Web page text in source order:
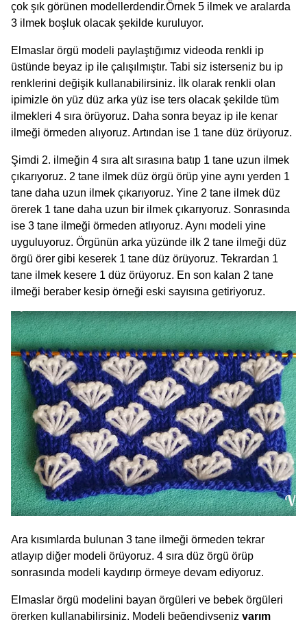
çok şık görünen modellerdendir.Örnek 5 ilmek ve aralarda
3 ilmek boşluk olacak şekilde kuruluyor.
Elmaslar örgü modeli paylaştığımız videoda renkli ip
üstünde beyaz ip ile çalışılmıştır. Tabi siz isterseniz bu ip
renklerini değişik kullanabilirsiniz. İlk olarak renkli olan
ipimizle ön yüz düz arka yüz ise ters olacak şekilde tüm
ilmekleri 4 sıra örüyoruz. Daha sonra beyaz ip ile kenar
ilmeği örmeden alıyoruz. Artından ise 1 tane düz örüyoruz.
Şimdi 2. ilmeğin 4 sıra alt sırasına batıp 1 tane uzun ilmek
çıkarıyoruz. 2 tane ilmek düz örgü örüp yine aynı yerden 1
tane daha uzun ilmek çıkarıyoruz. Yine 2 tane ilmek düz
örerek 1 tane daha uzun bir ilmek çıkarıyoruz. Sonrasında
ise 3 tane ilmeği örmeden atlıyoruz. Aynı modeli yine
uyguluyoruz. Örgünün arka yüzünde ilk 2 tane ilmeği düz
örgü örer gibi keserek 1 tane düz örüyoruz. Tekrardan 1
tane ilmek kesere 1 düz örüyoruz. En son kalan 2 tane
ilmeği beraber kesip örneği eski sayısına getiriyoruz.
Ara kısımlarda bulunan 3 tane ilmeği örmeden tekrar
atlayıp diğer modeli örüyoruz. 4 sıra düz örgü örüp
sonrasında modeli kaydırıp örmeye devam ediyoruz.
Elmaslar örgü modelini bayan örgüleri ve bebek örgüleri
örerken kullanabilirsiniz. Modeli beğendiyseniz yarım